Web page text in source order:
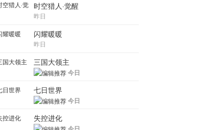
时空猎人·觉醒
昨日
闪耀暖暖
昨日
三国大领主
今日
七日世界
今日
失控进化